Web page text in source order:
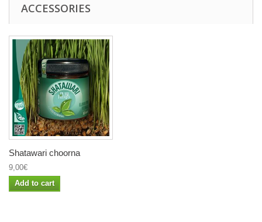
ACCESSORIES
Shatawari choorna
9,00€
Add to cart